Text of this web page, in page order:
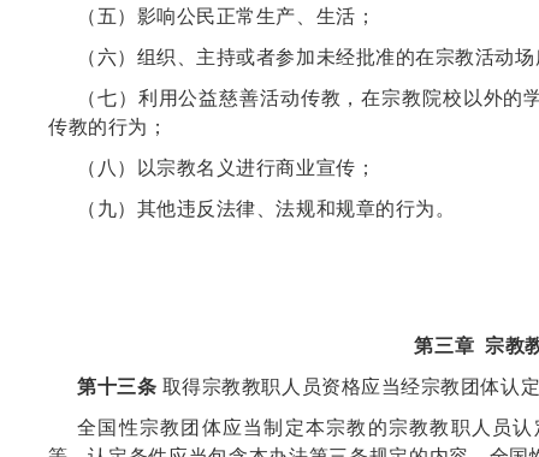
（五）影响公民正常生产、生活；
（六）组织、主持或者参加未经批准的在宗教活动
（七）利用公益慈善活动传教，在宗教院校以外
传教的行为；
（八）以宗教名义进行商业宣传；
（九）其他违反法律、法规和规章的行为。
第三章 宗教
第十三条 取得宗教教职人员资格应当经宗教团体认
全国性宗教团体应当制定本宗教的宗教教职人员